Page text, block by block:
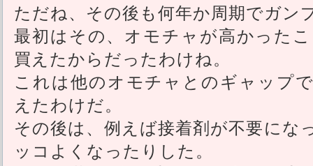
ただね、その後も何年か周期でガン
最初はその、オモチャが高かった
買えたからだったわけね。
これは他のオモチャとのギャップ
えたわけだ。
その後は、例えば接着剤が不要にな
ッコよくなったりした。